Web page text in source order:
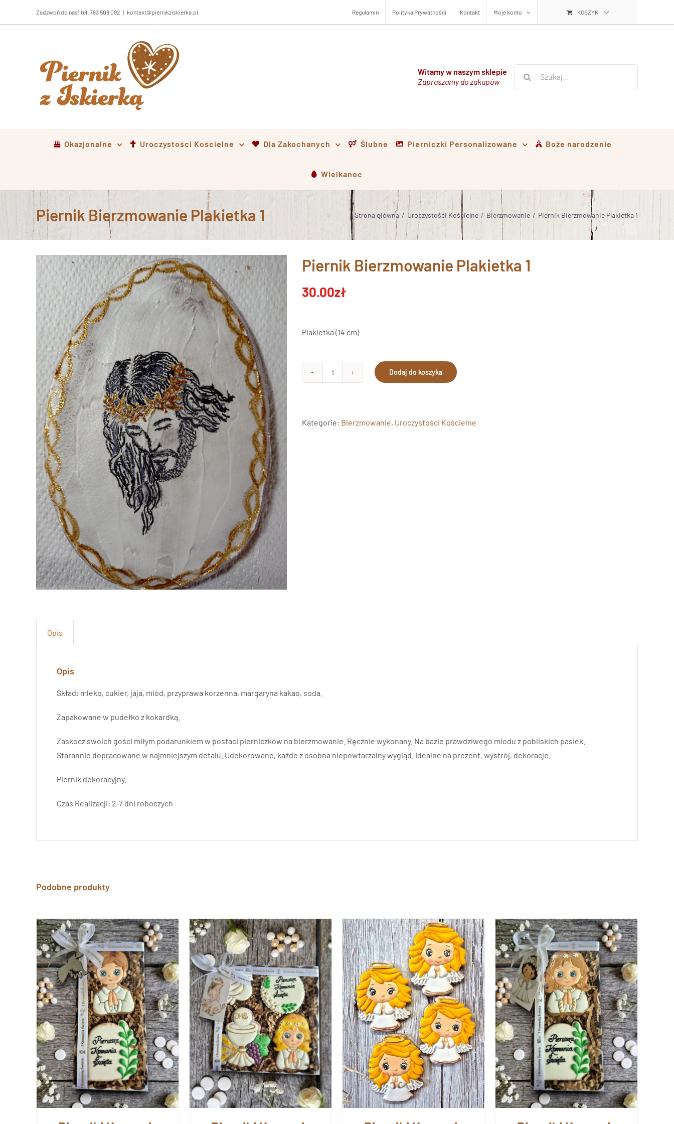
Zadzwoń do nas! tel. 783 508 092 | kontakt@piernikziskierka.pl Regulamin Polityka Prywatności Kontakt Moje konto KOSZYK
Witamy w naszym sklepie
Zapraszamy do zakupów
Okazjonalne Uroczystości Kościelne Dla Zakochanych Ślubne Pierniczki Personalizowane Boże narodzenie
Wielkanoc
Piernik Bierzmowanie Plakietka 1 Strona główna / Uroczystości Kościelne / Bierzmowanie / Piernik Bierzmowanie Plakietka 1
Piernik Bierzmowanie Plakietka 1
30.00zł
Plakietka (14 cm)
ilość
Plakietka
Dodaj do koszyka
Kategorie: Bierzmowanie, Uroczystości Kościelne
Opis
Opis
Skład: mleko, cukier, jaja, miód, przyprawa korzenna, margaryna kakao, soda.
Zapakowane w pudełko z kokardką.
Zaskocz swoich gości miłym podarunkiem w postaci pierniczków na bierzmowanie. Ręcznie wykonany. Na bazie prawdziwego miodu z pobliskich pasiek.
Starannie dopracowane w najmniejszym detalu. Udekorowane, każde z osobna niepowtarzalny wygląd. Idealne na prezent, wystrój, dekoracje.
Piernik dekoracyjny.
Czas Realizacji: 2-7 dni roboczych
Podobne produkty